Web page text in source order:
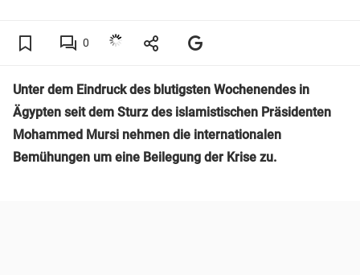
0
Unter dem Eindruck des blutigsten Wochenendes in
Ägypten seit dem Sturz des islamistischen Präsidenten
Mohammed Mursi nehmen die internationalen
Bemühungen um eine Beilegung der Krise zu.